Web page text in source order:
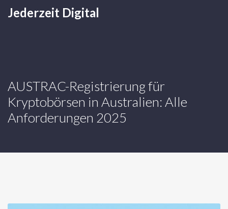
Jederzeit Digital
AUSTRAC-Registrierung für
Kryptobörsen in Australien: Alle
Anforderungen 2025